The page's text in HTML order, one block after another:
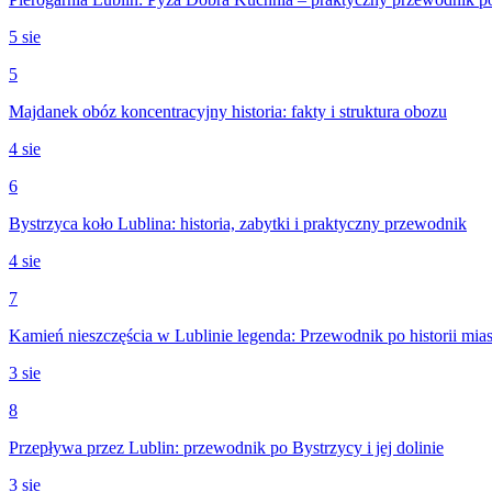
5 sie
5
Majdanek obóz koncentracyjny historia: fakty i struktura obozu
4 sie
6
Bystrzyca koło Lublina: historia, zabytki i praktyczny przewodnik
4 sie
7
Kamień nieszczęścia w Lublinie legenda: Przewodnik po historii
3 sie
8
Przepływa przez Lublin: przewodnik po Bystrzycy i jej dolinie
3 sie